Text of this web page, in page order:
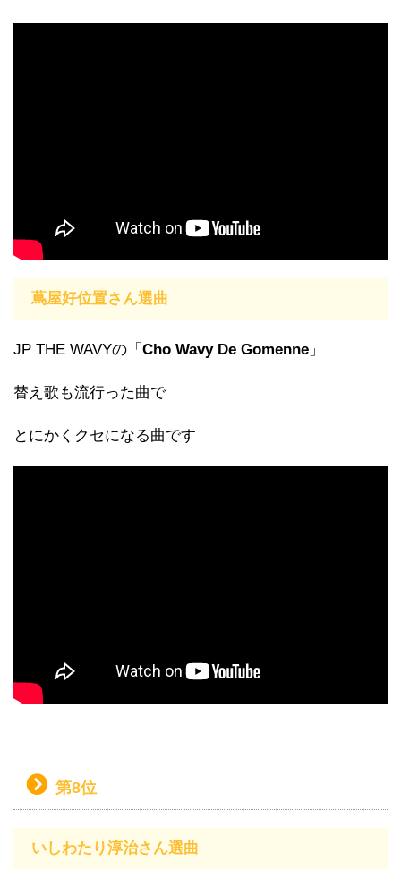
蔦屋好位置さん選曲
JP THE WAVYの「 Cho Wavy De Gomenne 」
替え歌も流行った曲で
とにかくクセになる曲です
第8位
いしわたり淳治さん選曲